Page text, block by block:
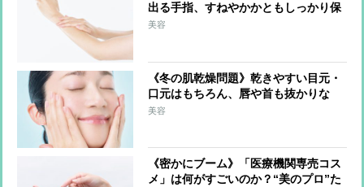
出る手指、すねやかかともしっかり保
湿「調理中はこまめに手を拭く」のも
美容
《冬の肌乾燥問題》乾きやすい目元・
口元はもちろん、唇や首も抜かりな
く！ブースターを活用、ドラッグスト
美容
《密かにブーム》「医療機関専売コス
メ」は何がすごいのか？“美のプロ”た